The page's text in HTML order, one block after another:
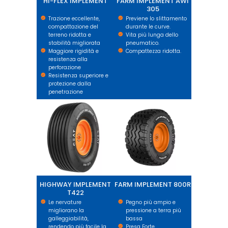
Trazione eccellente,
compattazione del
terreno ridotta e
stabilità migliorata
Maggiore rigidità e
resistenza alla
perforazione
Resistenza superiore e
protezione dalla
penetrazione
305
Previene lo slittamento
durante le curve.
Vita più lunga dello
pneumatico.
Compattezza ridotta.
HIGHWAY IMPLEMENT
T422
Le nervature
migliorano la
galleggiabilità,
FARM IMPLEMENT 800R
Pegno più ampio e
pressione a terra più
bassa